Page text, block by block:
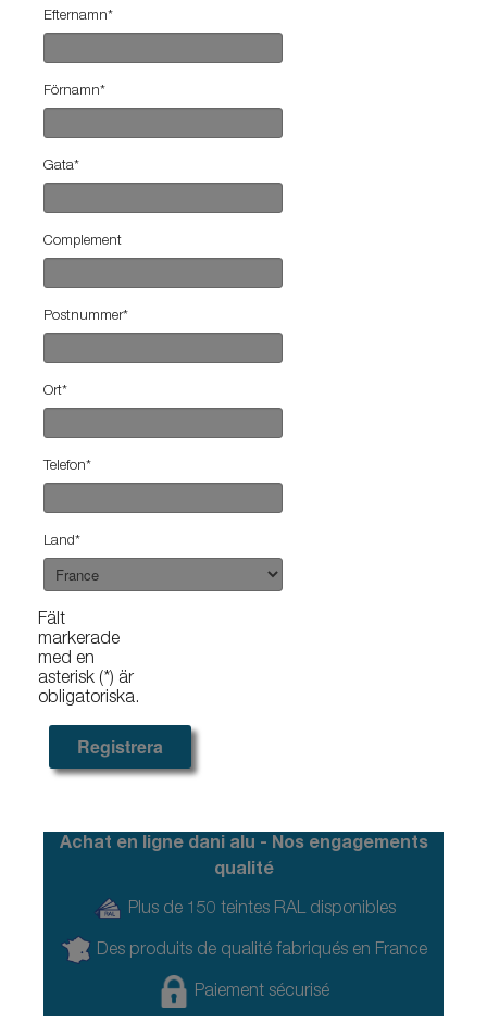
Efternamn*
Förnamn*
Gata*
Complement
Postnummer*
Ort*
Telefon*
Land*
Fält
markerade
med en
asterisk (*) är
obligatoriska.
Registrera
Achat en ligne dani alu - Nos engagements
qualité
Plus de 150 teintes RAL disponibles
Des produits de qualité fabriqués en France
Paiement sécurisé